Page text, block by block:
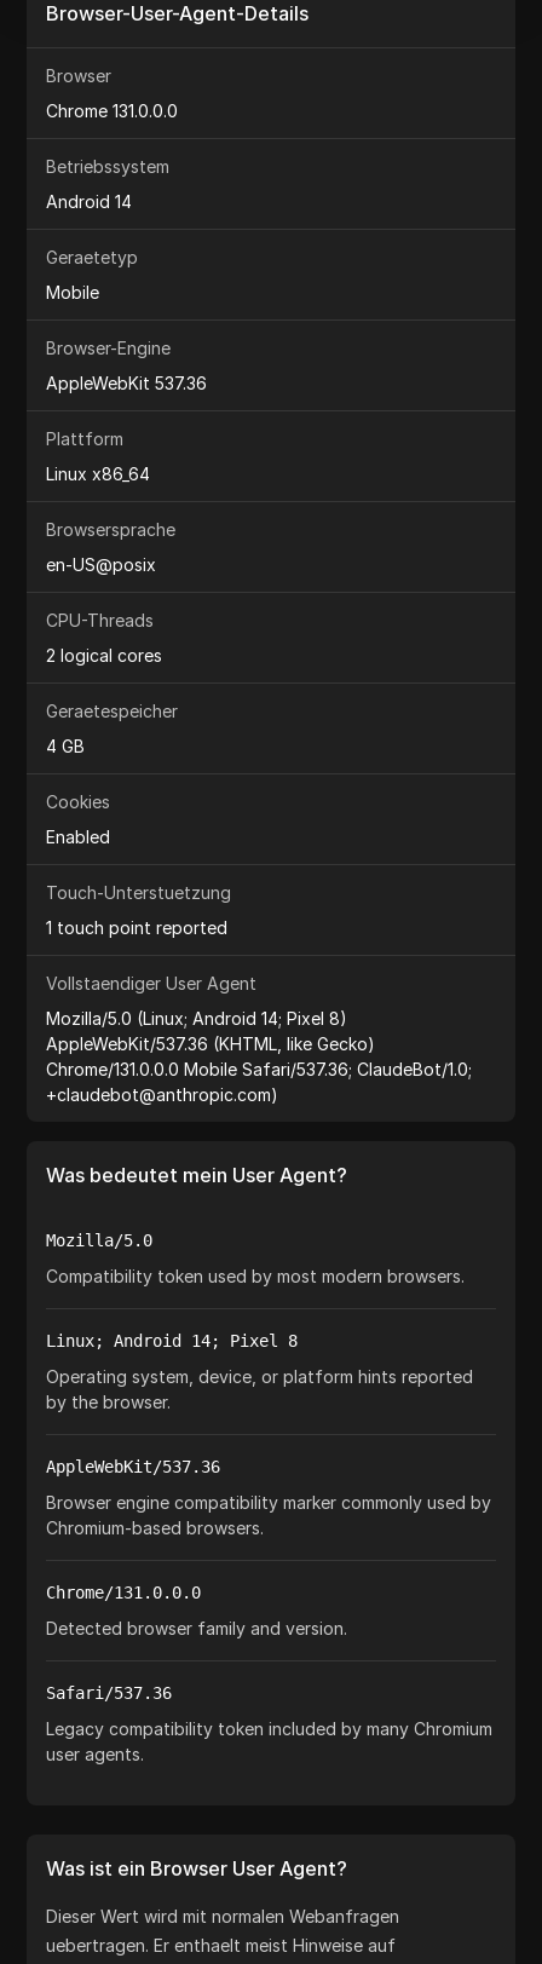
Browser-User-Agent-Details
Browser
Chrome 131.0.0.0
Betriebssystem
Android 14
Geraetetyp
Mobile
Browser-Engine
AppleWebKit 537.36
Plattform
Linux x86_64
Browsersprache
en-US@posix
CPU-Threads
2 logical cores
Geraetespeicher
4 GB
Cookies
Enabled
Touch-Unterstuetzung
1 touch point reported
Vollstaendiger User Agent
Mozilla/5.0 (Linux; Android 14; Pixel 8)
AppleWebKit/537.36 (KHTML, like Gecko)
Chrome/131.0.0.0 Mobile Safari/537.36; ClaudeBot/1.0;
+claudebot@anthropic.com)
Was bedeutet mein User Agent?
Mozilla/5.0
Compatibility token used by most modern browsers.
Linux; Android 14; Pixel 8
Operating system, device, or platform hints reported
by the browser.
AppleWebKit/537.36
Browser engine compatibility marker commonly used by
Chromium-based browsers.
Chrome/131.0.0.0
Detected browser family and version.
Safari/537.36
Legacy compatibility token included by many Chromium
user agents.
Was ist ein Browser User Agent?
Dieser Wert wird mit normalen Webanfragen
uebertragen. Er enthaelt meist Hinweise auf